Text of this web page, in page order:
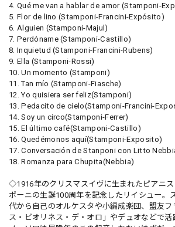
4. Qué me van a hablar de amor (Stamponi-
5. Flor de lino (Stamponi-Francini-Expósito)
6. Alguien (Stamponi-Majul)
7. Perdóname (Stamponi-Castillo)
8. Inquietud (Stamponi-Francini-Rubens)
9. Ella (Stamponi-Rossi)
10. Un momento (Stamponi)
11. Tan mío (Stamponi-Fiasche)
12. Yo quisiera ser feliz(Stamponi)
13. Pedacito de cielo(Stamponi-Francini-
14. Soy un circo(Stamponi-Ferrer)
15. El último café(Stamponi-Castillo)
16. Quedémonos aquí(Stamponi-Exposito)
17. Conversación de Stanponi con Litto
18. Romanza para Chupita(Nebbia)
◇1916年のクリスマスイヴに生まれたピアニ
ポーニの生誕100周年を記念したリイシュー。
代から自己のオルケスタや小編成楽団、盟友フ
ス・ビオリネス・デ・オロ」やデュオなどで活